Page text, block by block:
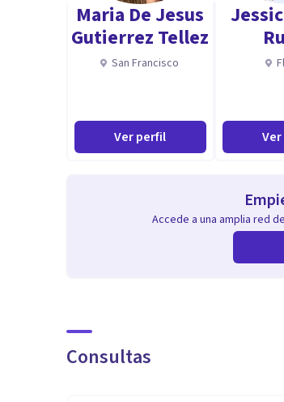
Maria De Jesus
Gutierrez Tellez
San Francisco
Ver perfil
Accede a una amplia red
Consultas